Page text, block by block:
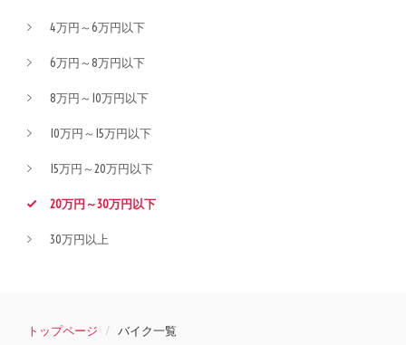
4万円～6万円以下
6万円～8万円以下
8万円～10万円以下
10万円～15万円以下
15万円～20万円以下
20万円～30万円以下
30万円以上
トップページ バイク一覧